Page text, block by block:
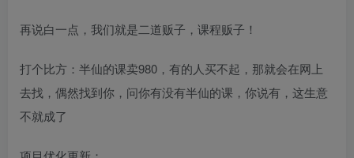
再说白一点，我们就是二道贩子，课程贩子！
打个比方：半仙的课卖980，有的人买不起，那就会在网上
去找，偶然找到你，问你有没有半仙的课，你说有，这生意
不就成了